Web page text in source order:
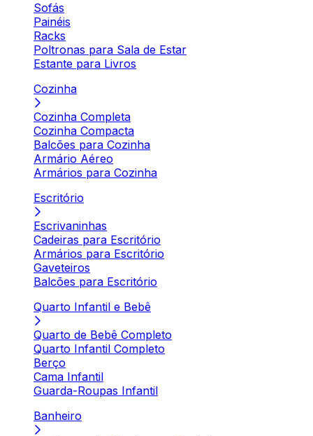
Sofás
Painéis
Racks
Poltronas para Sala de Estar
Estante para Livros
Cozinha
Cozinha Completa
Cozinha Compacta
Balcões para Cozinha
Armário Aéreo
Armários para Cozinha
Escritório
Escrivaninhas
Cadeiras para Escritório
Armários para Escritório
Gaveteiros
Balcões para Escritório
Quarto Infantil e Bebê
Quarto de Bebê Completo
Quarto Infantil Completo
Berço
Cama Infantil
Guarda-Roupas Infantil
Banheiro